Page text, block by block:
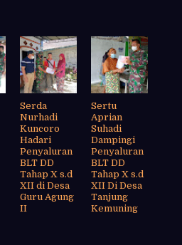
Serda
Nurhadi
Kuncoro
Hadari
Penyaluran
BLT DD
Tahap X s.d
XII di Desa
Guru Agung
II
Sertu
Aprian
Suhadi
Dampingi
Penyaluran
BLT DD
Tahap X s.d
XII Di Desa
Tanjung
Kemuning